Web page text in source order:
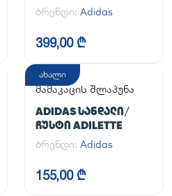
ᲤᲔᲮᲡᲐᲪᲛᲔᲚᲘ
HANDBALL SPEZIAL
ბრენდი: Adidas
399,00 ₾
ახალი
მამაკაცის შლაპუნა
ADIDAS ᲡᲐᲜᲓᲐᲚᲘ/
ᲩᲣᲡᲢᲘ ADILETTE
ბრენდი: Adidas
155,00 ₾